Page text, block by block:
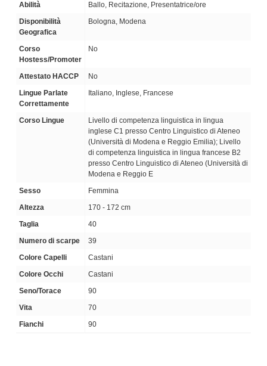
Abilità
Ballo, Recitazione, Presentatrice/ore
Disponibilità
Geografica
Bologna, Modena
Corso
Hostess/Promoter
No
Attestato HACCP
No
Lingue Parlate
Correttamente
Italiano, Inglese, Francese
Corso Lingue
Livello di competenza linguistica in lingua
inglese C1 presso Centro Linguistico di Ateneo
(Università di Modena e Reggio Emilia); Livello
di competenza linguistica in lingua francese B2
presso Centro Linguistico di Ateneo (Università di
Modena e Reggio E
Sesso
Femmina
Altezza
170 - 172 cm
Taglia
40
Numero di scarpe
39
Colore Capelli
Castani
Colore Occhi
Castani
Seno/Torace
90
Vita
70
Fianchi
90